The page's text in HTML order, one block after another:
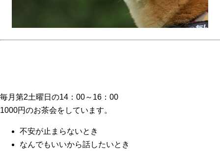
毎月第2土曜日の14：00～16：00
1000円のお茶会をしています。
不安が止まらないとき
なんでもいいから話したいとき